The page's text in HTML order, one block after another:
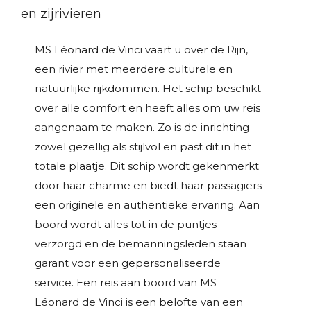
en zijrivieren
MS Léonard de Vinci vaart u over de Rijn,
een rivier met meerdere culturele en
natuurlijke rijkdommen. Het schip beschikt
over alle comfort en heeft alles om uw reis
aangenaam te maken. Zo is de inrichting
zowel gezellig als stijlvol en past dit in het
totale plaatje. Dit schip wordt gekenmerkt
door haar charme en biedt haar passagiers
een originele en authentieke ervaring. Aan
boord wordt alles tot in de puntjes
verzorgd en de bemanningsleden staan
garant voor een gepersonaliseerde
service. Een reis aan boord van MS
Léonard de Vinci is een belofte van een